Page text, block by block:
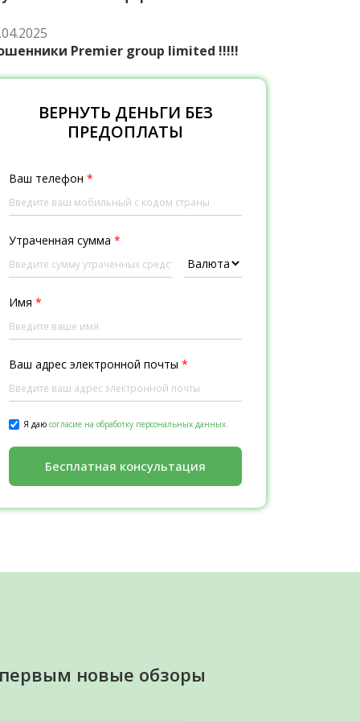
Premier group limited !!!!!
ВЕРНУТЬ ДЕНЬГИ БЕЗ
ПРЕДОПЛАТЫ
Ваш телефон *
Утраченная сумма *
Имя *
Ваш адрес электронной почты *
Я даю согласие на обработку персональных данных.
Бесплатная консультация
новые обзоры